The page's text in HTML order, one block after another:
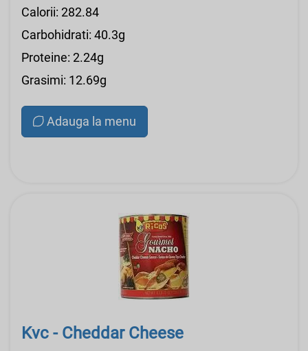
Calorii: 282.84
Carbohidrati: 40.3g
Proteine: 2.24g
Grasimi: 12.69g
Adauga la menu
Kvc - Cheddar Cheese